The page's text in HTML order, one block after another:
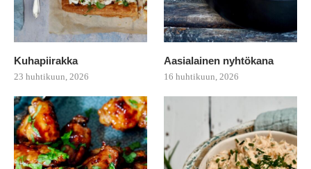
Kuhapiirakka
23 huhtikuun, 2026
Aasialainen nyhtökana
16 huhtikuun, 2026